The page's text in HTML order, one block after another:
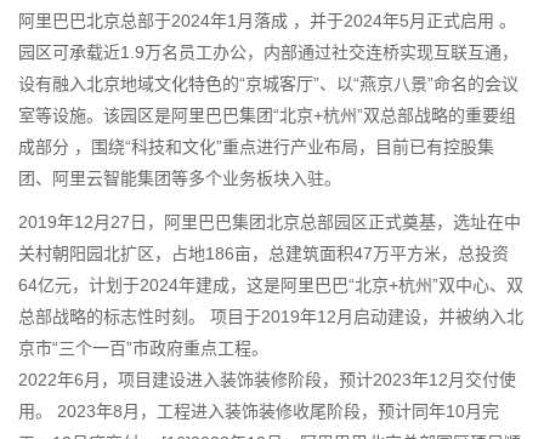
阿里巴巴北京总部于2024年1月落成 ，并于2024年5月正式启用 。
园区可承载近1.9万名员工办公，内部通过社交连桥实现互联互通，
设有融入北京地域文化特色的“京城客厅”、以“燕京八景”命名的会议
室等设施。该园区是阿里巴巴集团“北京+杭州”双总部战略的重要组
成部分 ，围绕“科技和文化”重点进行产业布局，目前已有控股集
团、阿里云智能集团等多个业务板块入驻。
2019年12月27日，阿里巴巴集团北京总部园区正式奠基，选址在中
关村朝阳园北扩区，占地186亩，总建筑面积47万平方米，总投资
64亿元，计划于2024年建成，这是阿里巴巴“北京+杭州”双中心、双
总部战略的标志性时刻。 项目于2019年12月启动建设，并被纳入北
京市“三个一百”市政府重点工程。
2022年6月，项目建设进入装饰装修阶段，预计2023年12月交付使
用。 2023年8月，工程进入装饰装修收尾阶段，预计同年10月完